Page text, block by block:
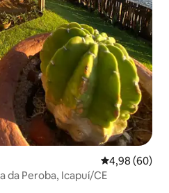
Gemiddelde
4,98 (60)
da Peroba, Icapuí/CE